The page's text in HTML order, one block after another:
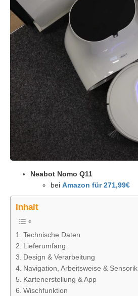
Neabot Nomo Q11
bei Amazon für 271,99€
Inhalt
Technische Daten
Lieferumfang
Design & Verarbeitung
Navigation, Arbeitsweise & Sensorik
Kartenerstellung & App
Wischfunktion